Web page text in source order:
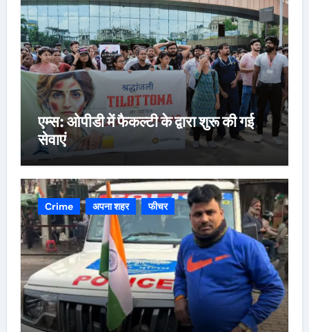
एम्स: ओपीडी में फैकल्टी के द्वारा शुरू की गई
सेवाएं
Crime अपना शहर फीचर